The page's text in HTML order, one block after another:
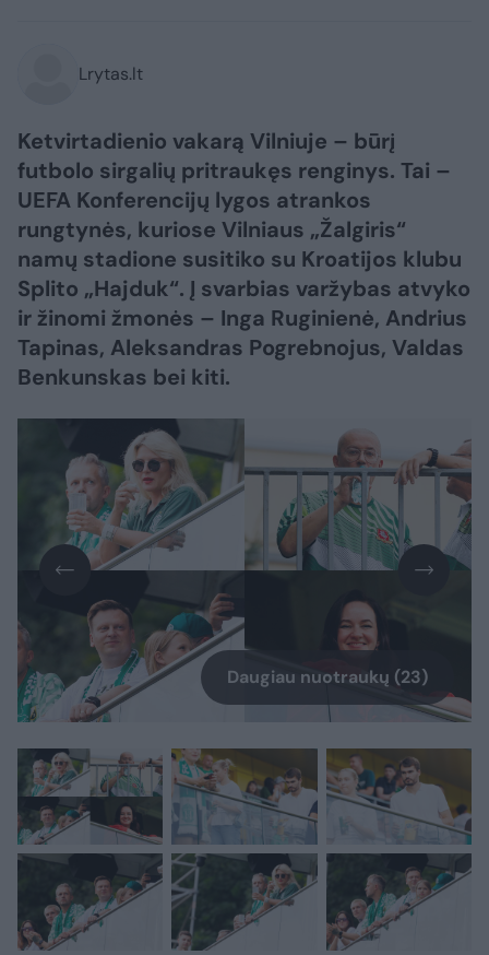
Lrytas.lt
Ketvirtadienio vakarą Vilniuje – būrį
futbolo sirgalių pritraukęs renginys. Tai –
UEFA Konferencijų lygos atrankos
rungtynės, kuriose Vilniaus „Žalgiris“
namų stadione susitiko su Kroatijos klubu
Splito „Hajduk“. Į svarbias varžybas atvyko
ir žinomi žmonės – Inga Ruginienė, Andrius
Tapinas, Aleksandras Pogrebnojus, Valdas
Benkunskas bei kiti.
Daugiau nuotraukų (23)